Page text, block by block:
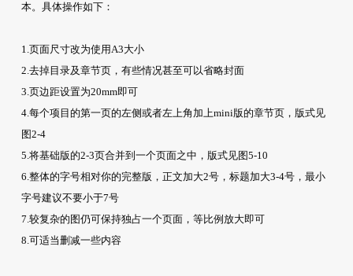
本。具体操作如下：
1.页面尺寸改为使用A3大小
2.去掉目录及章节页，有些情况甚至可以省略封面
3.页边距设置为20mm即可
4.每个项目的第一页的左侧或者左上角加上mini版的章节页，版式见
图2-4
5.将基础版的2-3页合并到一个页面之中，版式见图5-10
6.整体的字号相对你的完整版，正文加大2号，标题加大3-4号，最小
字号建议不要小于7号
7.较复杂的图仍可保持独占一个页面，等比例放大即可
8.可适当删减一些内容